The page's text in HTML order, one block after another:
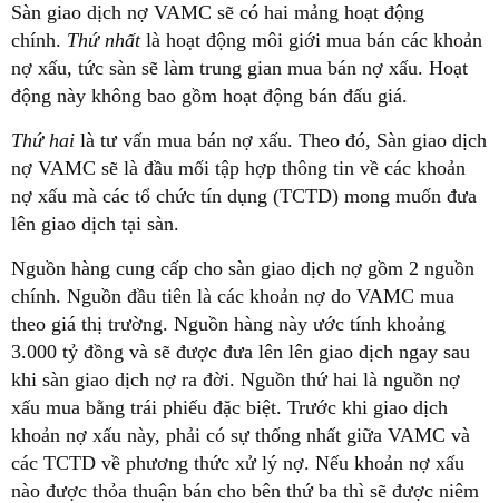
Sàn giao dịch nợ VAMC sẽ có hai mảng hoạt động
chính. Thứ nhấtlà hoạt động môi giới mua bán các khoản
nợ xấu, tức sàn sẽ làm trung gian mua bán nợ xấu. Hoạt
động này không bao gồm hoạt động bán đấu giá.
Thứ hai là tư vấn mua bán nợ xấu. Theo đó, Sàn giao dịch
nợ VAMC sẽ là đầu mối tập hợp thông tin về các khoản
nợ xấu mà các tổ chức tín dụng (TCTD) mong muốn đưa
lên giao dịch tại sàn.
Nguồn hàng cung cấp cho sàn giao dịch nợ gồm 2 nguồn
chính. Nguồn đầu tiên là các khoản nợ do VAMC mua
theo giá thị trường. Nguồn hàng này ước tính khoảng
3.000 tỷ đồng và sẽ được đưa lên lên giao dịch ngay sau
khi sàn giao dịch nợ ra đời. Nguồn thứ hai là nguồn nợ
xấu mua bằng trái phiếu đặc biệt. Trước khi giao dịch
khoản nợ xấu này, phải có sự thống nhất giữa VAMC và
các TCTD về phương thức xử lý nợ. Nếu khoản nợ xấu
nào được thỏa thuận bán cho bên thứ ba thì sẽ được niêm